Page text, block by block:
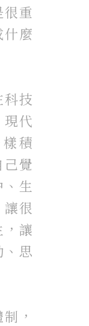
重
麼
技
代
積
覺
生
很
讓
思
，